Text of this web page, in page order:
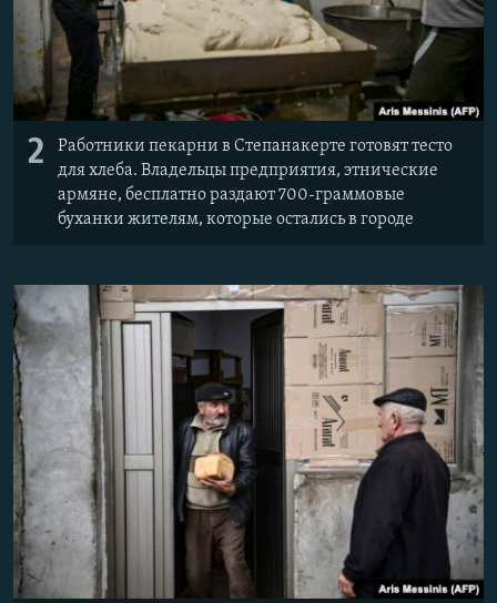
2
Работники пекарни в Степанакерте готовят тесто
для хлеба. Владельцы предприятия, этнические
армяне, бесплатно раздают 700-граммовые
буханки жителям, которые остались в городе